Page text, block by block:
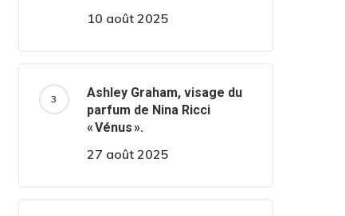
10 août 2025
Ashley Graham, visage du
parfum de Nina Ricci
« Vénus ».
27 août 2025